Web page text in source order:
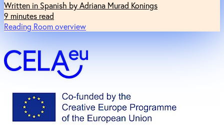
Written in Spanish by Adriana Murad Konings
9 minutes read
Reading Room overview